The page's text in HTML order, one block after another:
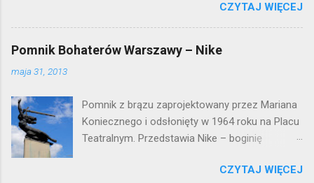
kamienica była zamieszkała przez
pracowników Elektrowni Warszawskiej. Ten
okazały budynek wyszedł bez szwanku z II
wojny światowej. Lokalizacja: Śródmieście
CZYTAJ WIĘCEJ
Pomnik Bohaterów Warszawy – Nike
maja 31, 2013
Pomnik z brązu zaprojektowany przez Mariana
Koniecznego i odsłonięty w 1964 roku na Placu
Teatralnym. Przedstawia Nike – boginię
Przy tworzeniu rysów twarzy rzeźbiarzowi
CZYTAJ WIĘCEJ